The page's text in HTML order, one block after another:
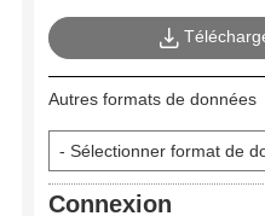
Autres formats de données
Connexion